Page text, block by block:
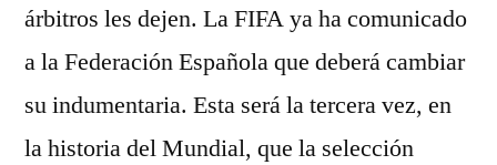
árbitros les dejen. La FIFA ya ha comunicado
a la Federación Española que deberá cambiar
su indumentaria. Esta será la tercera vez, en
la historia del Mundial, que la selección